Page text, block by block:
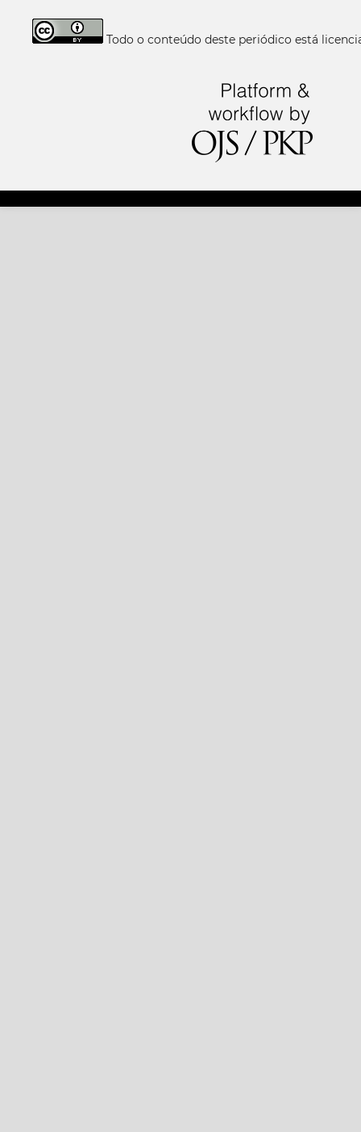
Todo o conteúdo deste periódico está